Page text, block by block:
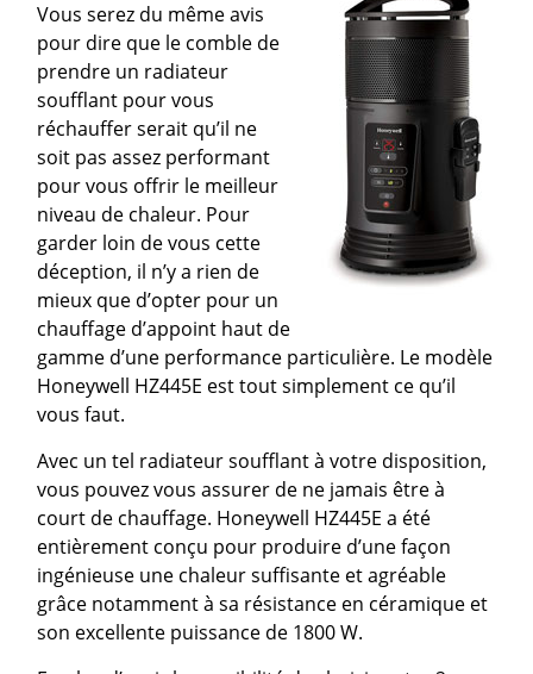
Vous serez du même avis
pour dire que le comble de
prendre un radiateur
soufflant pour vous
réchauffer serait qu’il ne
soit pas assez performant
pour vous offrir le meilleur
niveau de chaleur. Pour
garder loin de vous cette
déception, il n’y a rien de
mieux que d’opter pour un
chauffage d’appoint haut de
gamme d’une performance particulière. Le modèle
Honeywell HZ445E est tout simplement ce qu’il
vous faut.
Avec un tel radiateur soufflant à votre disposition,
vous pouvez vous assurer de ne jamais être à
court de chauffage. Honeywell HZ445E a été
entièrement conçu pour produire d’une façon
ingénieuse une chaleur suffisante et agréable
grâce notamment à sa résistance en céramique et
son excellente puissance de 1800 W.